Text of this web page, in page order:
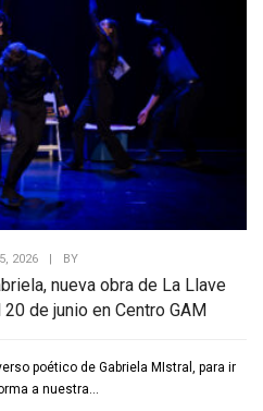
2026 | BY
nueva obra de La Llave
de junio en Centro GAM
poético de Gabriela MIstral, para ir
a nuestra...